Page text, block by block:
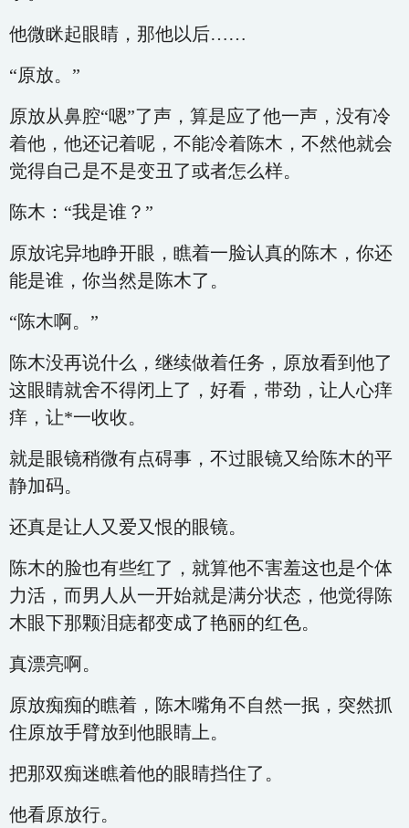
他微眯起眼睛，那他以后……
“原放。”
原放从鼻腔“嗯”了声，算是应了他一声，没有冷
着他，他还记着呢，不能冷着陈木，不然他就会
觉得自己是不是变丑了或者怎么样。
陈木：“我是谁？”
原放诧异地睁开眼，瞧着一脸认真的陈木，你还
能是谁，你当然是陈木了。
“陈木啊。”
陈木没再说什么，继续做着任务，原放看到他了
这眼睛就舍不得闭上了，好看，带劲，让人心痒
痒，让*一收收。
就是眼镜稍微有点碍事，不过眼镜又给陈木的平
静加码。
还真是让人又爱又恨的眼镜。
陈木的脸也有些红了，就算他不害羞这也是个体
力活，而男人从一开始就是满分状态，他觉得陈
木眼下那颗泪痣都变成了艳丽的红色。
真漂亮啊。
原放痴痴的瞧着，陈木嘴角不自然一抿，突然抓
住原放手臂放到他眼睛上。
把那双痴迷瞧着他的眼睛挡住了。
他看原放行。